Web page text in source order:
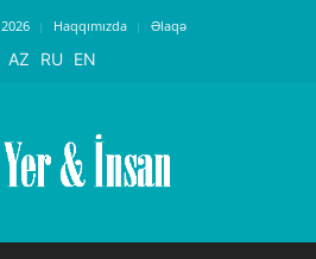
Haqqımızda Əlaqə
AZ RU EN